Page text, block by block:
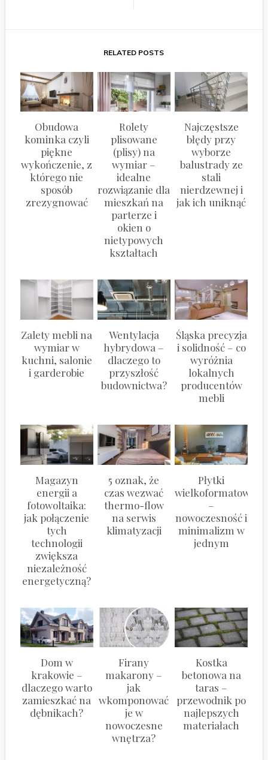
RELATED POSTS
Obudowa
kominka czyli
piękne
wykończenie, z
którego nie
sposób
zrezygnować
Rolety
plisowane
(plisy) na
wymiar –
idealne
rozwiązanie dla
mieszkań na
parterze i
okien o
nietypowych
kształtach
Najczęstsze
błędy przy
wyborze
balustrady ze
stali
nierdzewnej i
jak ich uniknąć
Zalety mebli na
wymiar w
kuchni, salonie
i garderobie
Wentylacja
hybrydowa –
dlaczego to
przyszłość
budownictwa?
Śląska precyzja
i solidność – co
wyróżnia
lokalnych
producentów
mebli
Magazyn
energii a
fotowoltaika:
jak połączenie
tych
technologii
zwiększa
niezależność
energetyczną?
5 oznak, że
czas wezwać
thermo-flow
na serwis
klimatyzacji
Płytki
wielkoformatowe
–
nowoczesność i
minimalizm w
jednym
Dom w
krakowie –
dlaczego warto
zamieszkać na
dębnikach?
Firany
makarony –
jak
wkomponować
je w
nowoczesne
wnętrza?
Kostka
betonowa na
taras –
przewodnik po
najlepszych
materiałach